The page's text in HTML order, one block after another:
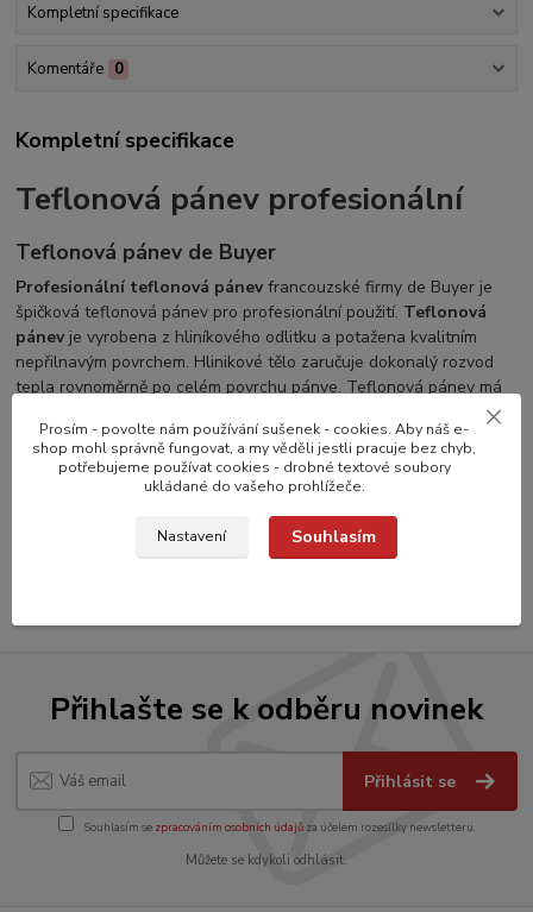
Kompletní specifikace
Komentáře 0
Kompletní specifikace
Teflonová pánev profesionální
Teflonová pánev de Buyer
Profesionální teflonová pánevfrancouzské firmy de Buyer je
špičková teflonová pánev pro profesionální použití. Teflonová
pánev je vyrobena z hliníkového odlitku a potažena kvalitním
nepřilnavým povrchem. Hlinikové tělo zaručuje dokonalý rozvod
tepla rovnoměrně po celém povrchu pánve. Teflonová pánev má
Zboží zařazeno v kategoriích
NEPŘILNAVÉ PÁNVE
Přihlašte se k odběru novinek
Přihlásit se
Souhlasím se zpracováním osobních údajůza účelem rozesílky newsletteru.
Můžete se kdykoli odhlásit.
Prosím - povolte nám používání sušenek - cookies. Aby náš e-
shop mohl správně fungovat, a my věděli jestli pracuje bez chyb,
potřebujeme používat cookies - drobné textové soubory
ukládané do vašeho prohlížeče.
Nastavení Souhlasím